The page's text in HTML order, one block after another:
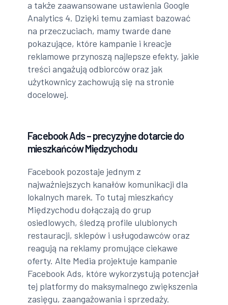
a także zaawansowane ustawienia Google
Analytics 4. Dzięki temu zamiast bazować
na przeczuciach, mamy twarde dane
pokazujące, które kampanie i kreacje
reklamowe przynoszą najlepsze efekty, jakie
treści angażują odbiorców oraz jak
użytkownicy zachowują się na stronie
docelowej.
Facebook Ads – precyzyjne dotarcie do
mieszkańców Międzychodu
Facebook pozostaje jednym z
najważniejszych kanałów komunikacji dla
lokalnych marek. To tutaj mieszkańcy
Międzychodu dołączają do grup
osiedlowych, śledzą profile ulubionych
restauracji, sklepów i usługodawców oraz
reagują na reklamy promujące ciekawe
oferty. Alte Media projektuje kampanie
Facebook Ads, które wykorzystują potencjał
tej platformy do maksymalnego zwiększenia
zasięgu, zaangażowania i sprzedaży.